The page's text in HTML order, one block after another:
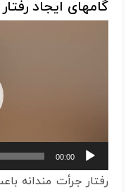
گامهای ایجاد
00:00
رفتار جرأت مندانه